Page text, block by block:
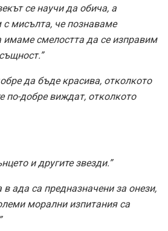
се научи да обича, а
мисълта, че познаваме
смелостта да се изправим
да бъде красива, отколкото
по-добре виждат, отколкото
и другите звезди.”
в ада са предназначени за онези,
морални изпитания са